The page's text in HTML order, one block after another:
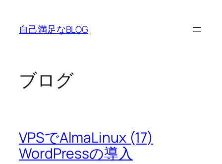
自己満足なBLOG
ブログ
VPSでAlmaLinux (17)
WordPressの導入